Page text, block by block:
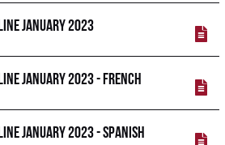
January 2023
January 2023 - French
January 2023 - Spanish